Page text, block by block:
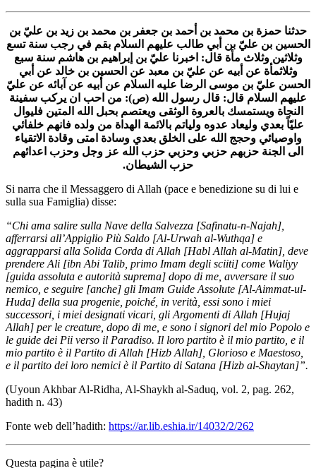
حدثنا حمزة بن محمد بن أحمد بن جعفر بن محمد بن زيد بن عليّ بن
الحسين بن عليّ بن أبي طالب عليهم السلام بقم في رجب سنة تسع
وثلاثين وثلاث مأة قال: اخبرنا عليّ بن إبراهيم بن هاشم سنة سبع
وثلاثمأة عن أبيه عن عليّ بن معبد عن الحسين بن خالد عن أبي
الحسن عليّ بن موسى الرضا عليه السلام عن أبيه عن آبائه عن عليّ
عليهم السلام قال: قال رسول الله (ص): من احب ان يركب سفينة
النجاة ويستمسك بالعروة الوثقى ويعتصم بحبل الله المتين فليوال
عليّاً بعدي وليعاد عدوه ولياتم بالائمة الهداة من ولده فانهم خلفائي
واوصيائي وحجج الله على الخلق بعدي وسادة امتى وقادة الاتقياء
الى الجنة حزبهم حزبي وحزبي حزب الله عز وجل وحزب اعدائهم
حزب الشيطان.
Si narra che il Messaggero di Allah (pace e benedizione su di lui e
sulla sua Famiglia) disse:
“Chi ama salire sulla Nave della Salvezza [Safinatu-n-Najah],
afferrarsi all’Appiglio Più Saldo [Al-Urwah al-Wuthqa] e
aggrapparsi alla Solida Corda di Allah [Habl Allah al-Matin], deve
prendere Ali [ibn Abi Talib, primo Imam degli sciiti] come Waliyy
[guida assoluta e autorità suprema] dopo di me, avversare il suo
nemico, e seguire [anche] gli Imam Guide Assolute [Al-Aimmat-ul-
Huda] della sua progenie, poiché, in verità, essi sono i miei
successori, i miei designati vicari, gli Argomenti di Allah [Hujaj
Allah] per le creature, dopo di me, e sono i signori del mio Popolo e
le guide dei Pii verso il Paradiso. Il loro partito è il mio partito, e il
mio partito è il Partito di Allah [Hizb Allah], Glorioso e Maestoso,
e il partito dei loro nemici è il Partito di Satana [Hizb al-Shaytan]”.
(Uyoun Akhbar Al-Ridha, Al-Shaykh al-Saduq, vol. 2, pag. 262,
hadith n. 43)
Fonte web dell’hadith: https://ar.lib.eshia.ir/14032/2/262
Questa pagina è utile?